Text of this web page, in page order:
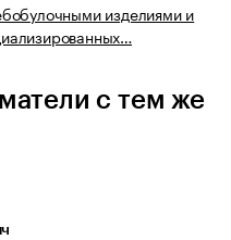
изделиями и
с тем же